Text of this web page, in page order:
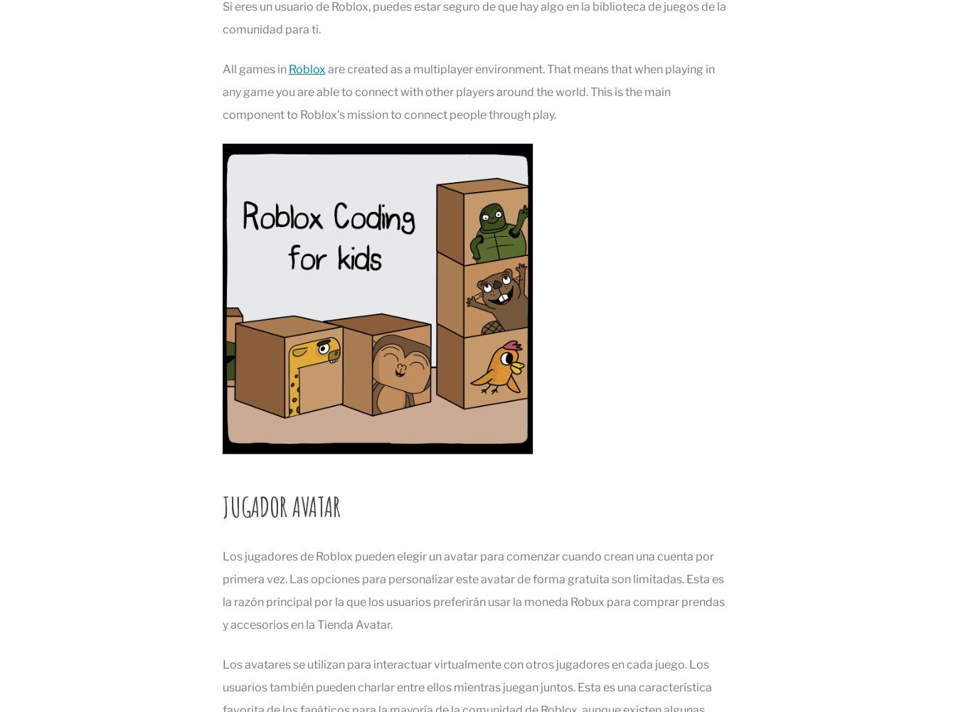
Si eres un usuario de Roblox, puedes estar seguro de que hay algo en la biblioteca de juegos de la
comunidad para ti.
All games in Roblox are created as a multiplayer environment. That means that when playing in
any game you are able to connect with other players around the world. This is the main
component to Roblox’s mission to connect people through play.
JUGADOR AVATAR
Los jugadores de Roblox pueden elegir un avatar para comenzar cuando crean una cuenta por
primera vez. Las opciones para personalizar este avatar de forma gratuita son limitadas. Esta es
la razón principal por la que los usuarios preferirán usar la moneda Robux para comprar prendas
y accesorios en la Tienda Avatar.
Los avatares se utilizan para interactuar virtualmente con otros jugadores en cada juego. Los
usuarios también pueden charlar entre ellos mientras juegan juntos. Esta es una característica